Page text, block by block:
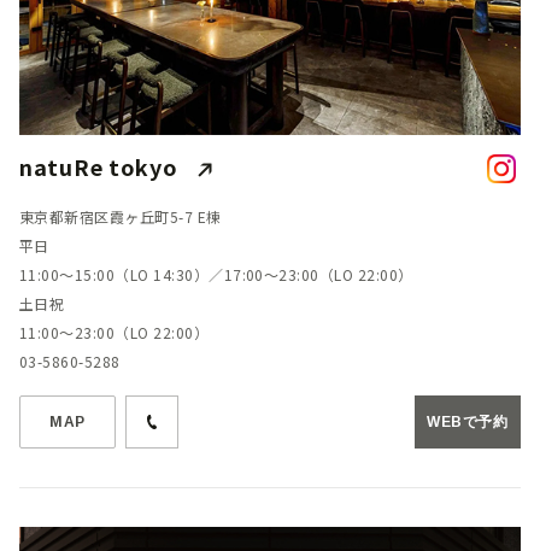
natuRe tokyo
東京都新宿区霞ヶ丘町5-7 E棟
平日
11:00～15:00（LO 14:30）／17:00～23:00（LO 22:00）
土日祝
11:00～23:00（LO 22:00）
03-5860-5288
MAP WEBで予約